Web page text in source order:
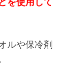
を使用して
ルや保冷剤